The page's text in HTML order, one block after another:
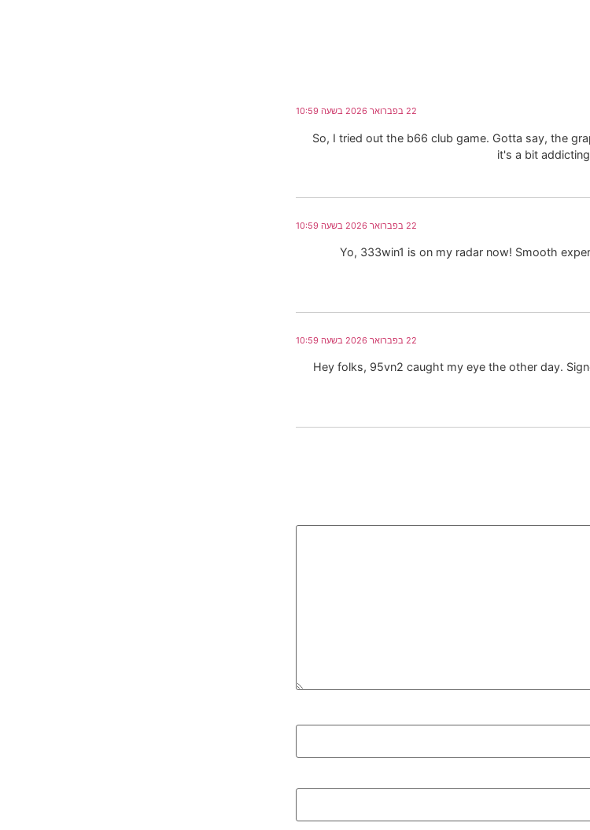
22 בפברואר 2026 בשעה 10:59
So, I tried out the b66 club game. Gotta say, the
it's a bit
22 בפברואר 2026 בשעה 10:59
Yo, 333win1 is on my radar now! Smooth
22 בפברואר 2026 בשעה 10:59
Hey folks, 95vn2 caught my eye the other day.